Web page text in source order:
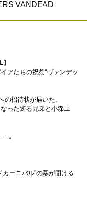
VANDEAD
アたちの祝祭“ヴァンデッ
の招待状が届いた。
った逆巻兄弟と小森ユ
･。
ーニバル”の幕が開ける